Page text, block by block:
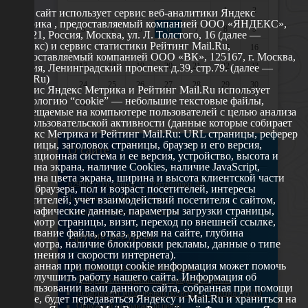
1
2
3
4 5 6 7 8
9
10
11 12 13 14 15
16
17
18 19 20 21 22
23
24
25 26 27 28 29
30
31
О сайте
629802 г. Ноябрьск, ул. Республики, 49
Телефон: +7 (3496) 35-37-49
E-mail: udsm@noyabrsk.yanao.ru
Другие ресурсы
Администрация города Ноябрьска
Департамент образования города Ноябрьска
Департамент молодежной политики и туризма ЯНАО
Окружной молодежный центр
Этот сайт использует сервис веб-аналитики Яндекс
Метрика , предоставляемый компанией ООО «ЯНДЕКС»,
119021, Россия, Москва, ул. Л. Толстого, 16 (далее —
Яндекс) и сервис статистики Рейтинг Mail.Ru,
предоставляемый компанией ООО «ВК», 125167, г. Москва,
Россия, Ленинградский проспект д.39, стр.79. (далее —
Mail.Ru)
Сервис Яндекс Метрика и Рейтинг Mail.Ru использует
технологию “cookie” — небольшие текстовые файлы,
размещаемые на компьютере пользователей с целью анализа
их пользовательской активности (данные которые собирает
Яндекс Метрика и Рейтинг Mail.Ru: URL страницы, реферер
страницы, заголовок страницы, браузер и его версия,
операционная система и ее версия, устройство, высота и
ширина экрана, наличие Cookies, наличие JavaScript,
глубина цвета экрана, ширина и высота клиентской части
окна браузера, пол и возраст посетителей, интересы
посетителей, учет взаимодействий посетителя с сайтом,
географические данные, параметры загрузки страницы,
просмотр страницы, визит, переход по внешней ссылке,
cкачивание файла, отказ, время на сайте, глубина
просмотра, наличие блокировки рекламы, данные о типе
соединения и скорости интернета).
Собранная при помощи cookie информация может помочь
нам улучшить работу нашего сайта. Информация об
использовании вами данного сайта, собранная при помощи
cookie, будет передаваться Яндексу и Mail.Ru и храниться на